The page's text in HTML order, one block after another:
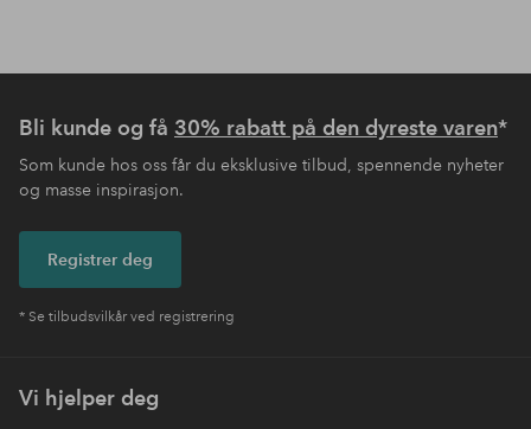
Bli kunde og få 30% rabatt på den dyreste varen*
Som kunde hos oss får du eksklusive tilbud, spennende nyheter
og masse inspirasjon.
Registrer deg
* Se tilbudsvilkår ved registrering
Vi hjelper deg